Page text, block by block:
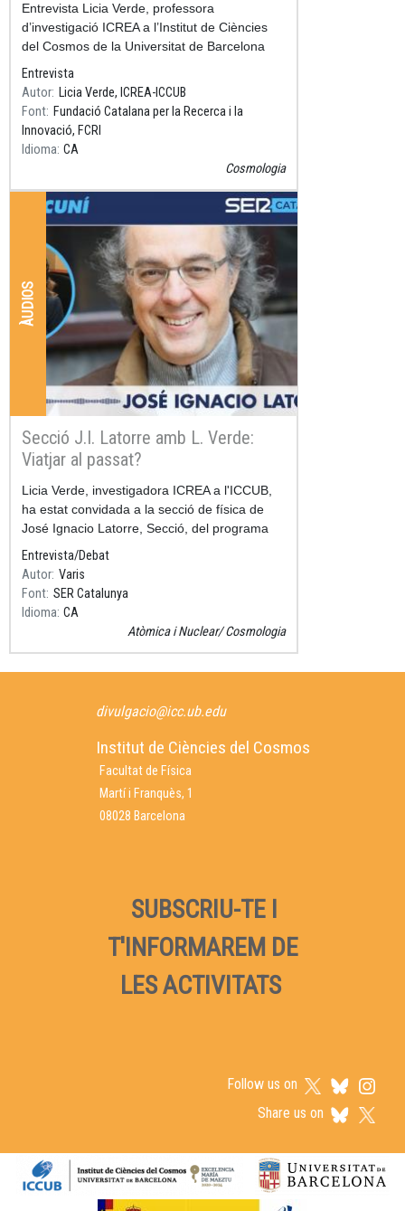
Resum
Entrevista Licia Verde, professora
d’investigació ICREA a l’Institut de Ciències
del Cosmos de la Universitat de Barcelona
(ICCUB). Premi Nacional de Recerca 2018.
Entrevista
Autor Licia Verde, ICREA-ICCUB
Font Fundació Catalana per la Recerca i la
Innovació, FCRI
Idioma CA
Cosmologia
ÀUDIOS
Secció J.I. Latorre amb L. Verde:
Viatjar al passat?
Resum
Licia Verde, investigadora ICREA a l'ICCUB,
ha estat convidada a la secció de física de
José Ignacio Latorre, Secció, del programa
"Aquí, amb Josep Cuní" de La SER
Catalunya.
Entrevista/Debat
Autor Varis
Font SER Catalunya
Idioma CA
Atòmica i Nuclear Cosmologia
divulgacio@icc.ub.edu
Institut de Ciències del Cosmos
Facultat de Física
Martí i Franquès, 1
08028 Barcelona
SUBSCRIU-TE I
T'INFORMAREM DE
LES ACTIVITATS
Follow us on
Share us on
Logos footer